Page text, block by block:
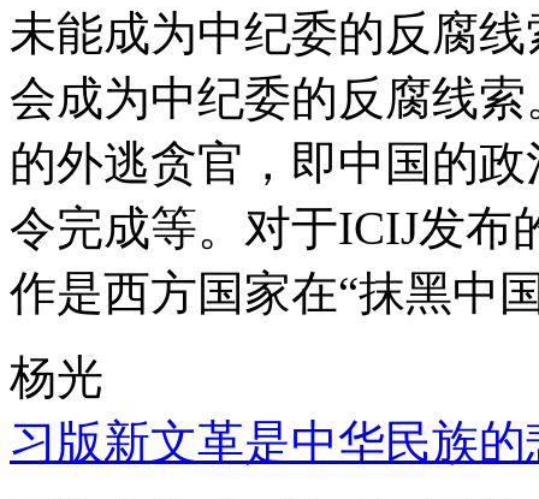
未能成为中纪委的反腐
会成为中纪委的反腐线
的外逃贪官，即中国的
令完成等。对于ICIJ发布
作是西方国家在“抹黑中
杨光
习版新文革是中华民族的